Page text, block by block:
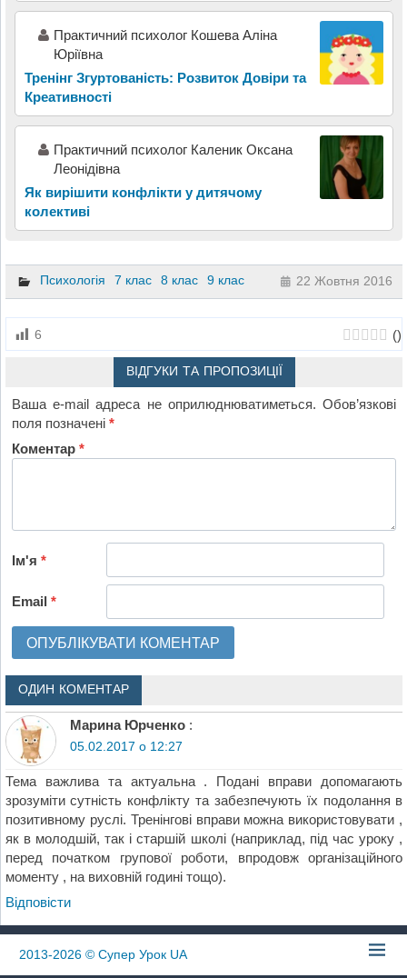
Практичний психолог Кошева Аліна
Юріївна
Тренінг Згуртованість: Розвиток Довіри та
Креативності
Практичний психолог Каленик Оксана
Леонідівна
Як вирішити конфлікти у дитячому
колективі
Психологія 7 клас 8 клас 9 клас 22 Жовтня 2016
6 ()
ВІДГУКИ ТА ПРОПОЗИЦІЇ
Ваша e-mail адреса не оприлюднюватиметься. Обов’язкові
поля позначені*
Коментар*
Ім'я*
Email*
ОДИН КОМЕНТАР
Марина Юрченко :
05.02.2017 о 12:27
Тема важлива та актуальна . Подані вправи допомагають
зрозуміти сутність конфлікту та забезпечують їх подолання в
позитивному руслі. Тренінгові вправи можна використовувати ,
як в молодшій, так і старшій школі (наприклад, під час уроку ,
перед початком групової роботи, впродовж організаційного
моменту , на виховній годині тощо).
Відповіcти
2013-2026 © Супер Урок UA